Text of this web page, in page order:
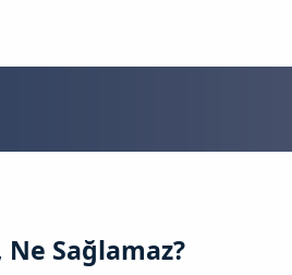
Ne Sağlamaz?​